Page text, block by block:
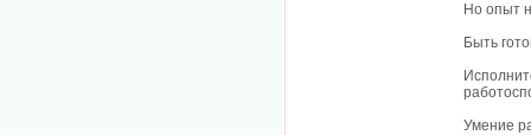
Но опыт
Быть
Умение